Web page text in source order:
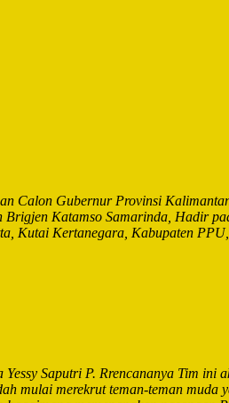
Calon Gubernur Provinsi
Katamso Samarinda, Hadir
Kutai Kertanegara, Kabupaten
Saputri P. Rrencananya Tim ini
mulai merekrut teman-teman muda